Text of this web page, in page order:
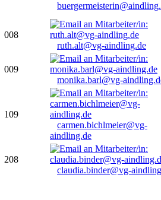
008
ruth.alt@vg-aindling.de
009
monika.barl@vg-
109
carmen.bichlmeier@vg-
aindling.de
208
claudia.binder@vg-